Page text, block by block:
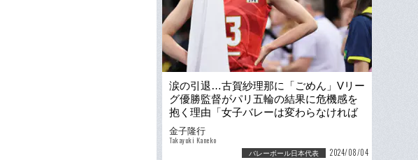
涙の引退…古賀紗理那に「ごめん」Vリー
グ優勝監督がパリ五輪の結果に危機感を
抱く理由「女子バレーは変わらなければ
ならない」
金子隆行
Takayuki Kaneko
バレーボール日本代表 2024/08/04